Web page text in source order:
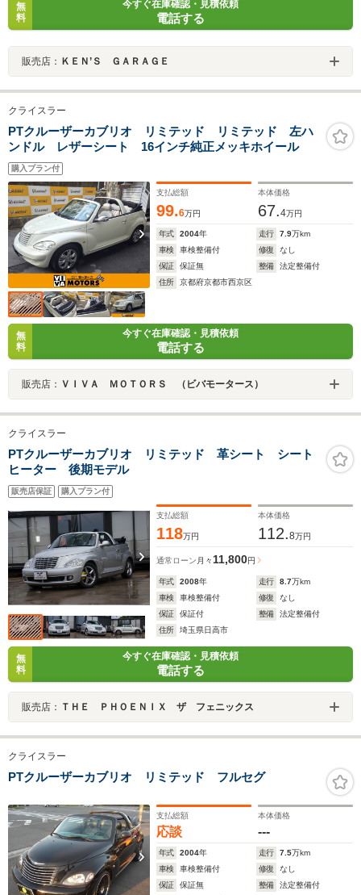
無
料
今すぐ在庫確認・見積依頼
電話する
販売店： ＫＥＮ’Ｓ ＧＡＲＡＧＥ
クライスラー
PTクルーザーカブリオ リミテッド リミテッド 左ハ
ンドル レザーシート 16インチ純正メッキホイール
購入プラン付
支払総額
99.6万円
本体価格
67.4万円
年式 2004年 走行 7.9万km
車検
車検整備付 修復
なし
保証
保証無 整備
法定整備付
住所
京都府京都市西京区
無
料
今すぐ在庫確認・見積依頼
電話する
販売店： ＶＩＶＡ ＭＯＴＯＲＳ （ビバモータース）
クライスラー
PTクルーザーカブリオ リミテッド 革シート シート
ヒーター 後期モデル
販売店保証 購入プラン付
支払総額
118万円
本体価格
112.8万円
通常ローン 月々 11,800円
年式 2008年 走行 8.7万km
車検
車検整備付 修復
なし
保証
保証付 整備
法定整備付
住所
埼玉県日高市
無
料
今すぐ在庫確認・見積依頼
電話する
販売店： ＴＨＥ ＰＨＯＥＮＩＸ ザ フェニックス
クライスラー
PTクルーザーカブリオ リミテッド フルセグ
支払総額
応談
本体価格
---
年式 2004年 走行 7.5万km
車検
車検整備付 修復
なし
保証
保証無 整備
法定整備付